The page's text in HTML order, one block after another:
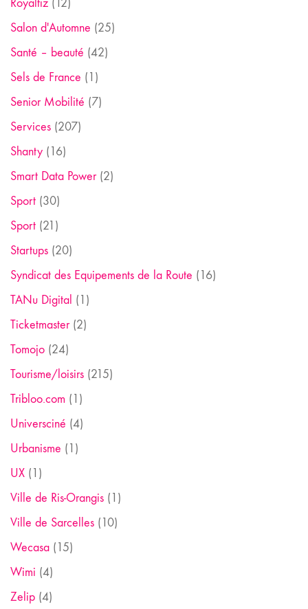
Royaltiz (12)
Salon d'Automne (25)
Santé – beauté (42)
Sels de France (1)
Senior Mobilité (7)
Services (207)
Shanty (16)
Smart Data Power(2)
Sport (30)
Sport (21)
Startups (20)
Syndicat des Equipements de la Route (16)
TANu Digital (1)
Ticketmaster(2)
Tomojo (24)
Tourisme/loisirs (215)
Tribloo.com (1)
Universciné (4)
Urbanisme (1)
UX (1)
Ville de Ris-Orangis (1)
Ville de Sarcelles (10)
Wecasa (15)
Wimi (4)
Zelip (4)